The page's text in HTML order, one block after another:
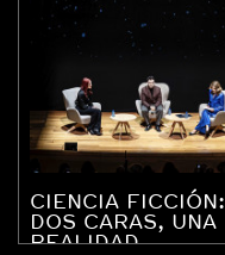
CIENCIA FICCIÓN:
DOS CARAS, UNA
REALIDAD